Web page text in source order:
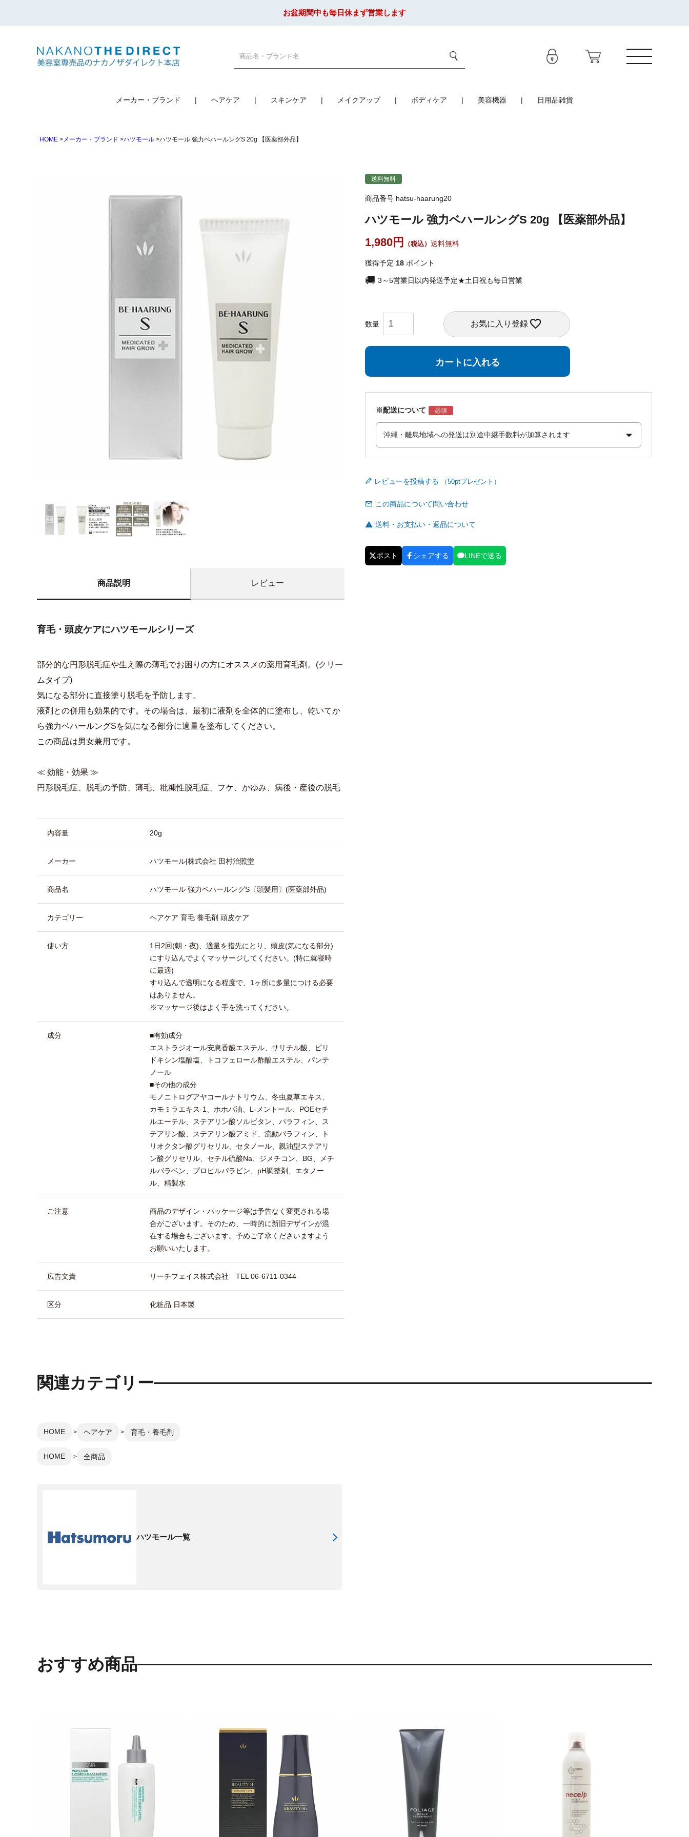
お盆期間中も毎日休まず営業します
メーカー・ブランド ヘアケア スキンケア メイクアップ ボディケア 美容機器 日用品雑貨
HOME メーカー・ブランド ハツモール ハツモール 強力ベハールングS 20g 【医薬部外品】
商品説明 レビュー
育毛・頭皮ケアにハツモールシリーズ
部分的な円形脱毛症や生え際の薄毛でお困りの方にオススメの薬用育毛剤。(クリー
ムタイプ)
気になる部分に直接塗り脱毛を予防します。
液剤との併用も効果的です。その場合は、最初に液剤を全体的に塗布し、乾いてか
ら強力ベハールングSを気になる部分に適量を塗布してください。
この商品は男女兼用です。
≪ 効能・効果 ≫
円形脱毛症、脱毛の予防、薄毛、粃糠性脱毛症、フケ、かゆみ、病後・産後の脱毛
内容量 20g
メーカー ハツモール|株式会社 田村治照堂
商品名 ハツモール 強力ベハールングS〔頭髪用〕(医薬部外品)
カテゴリー ヘアケア 育毛 養毛剤 頭皮ケア
使い方
1日2回(朝・夜)、適量を指先にとり、頭皮(気になる部分)
にすり込んでよくマッサージしてください。(特に就寝時
に最適)
すり込んで透明になる程度で、1ヶ所に多量につける必要
はありません。
※マッサージ後はよく手を洗ってください。
成分
■有効成分
エストラジオール安息香酸エステル、サリチル酸、ピリ
ドキシン塩酸塩、トコフェロール酢酸エステル、パンテ
ノール
■その他の成分
モノニトログアヤコールナトリウム、冬虫夏草エキス、
カモミラエキス-1、ホホバ油、L-メントール、POEセチ
ルエーテル、ステアリン酸ソルビタン、パラフィン、ス
テアリン酸、ステアリン酸アミド、流動パラフィン、ト
リオクタン酸グリセリル、セタノール、親油型ステアリ
ン酸グリセリル、セチル硫酸Na、ジメチコン、BG、メチ
ルバラベン、プロピルパラビン、pH調整剤、エタノー
ル、精製水
ご注意
商品のデザイン・パッケージ等は予告なく変更される場
合がございます。そのため、一時的に新旧デザインが混
在する場合もございます。予めご了承くださいますよう
お願いいたします。
広告文責 リーチフェイス株式会社 TEL 06-6711-0344
区分 化粧品 日本製
送料無料
商品番号 hatsu-haarung20
ハツモール 強力ベハールングS 20g 【医薬部外品】
1,980
送料無料
獲得予定 18 ポイント
3～5営業日以内発送予定★土日祝も毎日営業
お気に入り登録
カートに入れる
※配送について
レビューを投稿する
この商品について問い合わせ
送料・お支払い・返品について
ポスト シェアする LINEで送る
関連カテゴリー
HOME ヘアケア 育毛・養毛剤
HOME 全商品
ハツモール一覧
おすすめ商品